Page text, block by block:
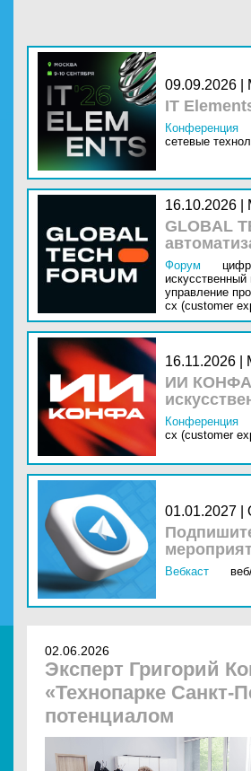
09.09.2026 |
IT
Конференция
сетевые
16.10.2026 |
GLOBAL
Форум
искусственный
управление
cx (customer
16.11.2026 |
ИИ КОНФА
Конференция
cx (customer
01.01.2027 |
Вебкаст
02.06.2026
Эксперт Григорий
«Технопарке Санкт-
потенциалом